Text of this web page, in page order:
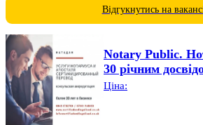
Відгукнутись на
Notary Public.
30 річним
Ціна: